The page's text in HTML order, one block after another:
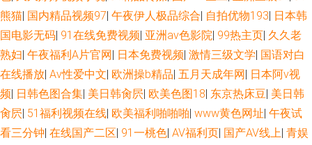
熊猫| 国内精品视频97| 午夜伊人极品综合| 自拍优物193| 日本韩
国电影无码| 91在线免费视频| 亚洲av色影院| 99热主页| 久久老
熟妇| 午夜福利A片官网| 日本免费视频| 激情三级文学| 国语对白
在线播放| Av性爱中文| 欧洲操b精品| 五月天成年网| 日本阿v视
频| 日韩色图合集| 美日韩肏屄| 欧美色图18| 东京热床豆| 美日韩
肏屄| 51福利视频在线| 欧美福利啪啪啪| www黄色网址| 午夜试
看三分钟| 在线国产二区| 91一桃色| AV福利页| 国产AV线上| 青娱